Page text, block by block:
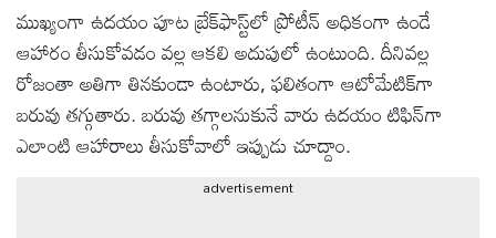
క్రైమ్
ఆధ్యాత్మికం
ముఖ్యంగా ఉదయం పూట బ్రేక్‌ఫాస్ట్‌లో ప్రోటీన్ అధికంగా ఉండే
ఆహారం తీసుకోవడం వల్ల ఆకలి అదుపులో ఉంటుంది. దీనివల్ల
రోజంతా అతిగా తినకుండా ఉంటారు, ఫలితంగా ఆటోమేటిక్‌గా
బరువు తగ్గుతారు. బరువు తగ్గాలనుకునే వారు ఉదయం టిఫిన్‌గా
ఎలాంటి ఆహారాలు తీసుకోవాలో ఇప్పుడు చూద్దాం.
advertisement